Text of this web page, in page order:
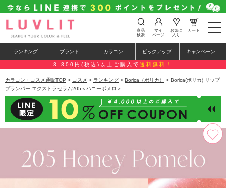
t
o
e
n
a
a
i
o
n
商品
検索
マイ
ページ
お気に
入り
カート
ランキング ブランド カラコン ピックアップ キャンペーン
3,300円(税込)以上ご購入で 送料無料！
カラコン・コスメ通販TOP > コスメ > ランキング > Borica（ボリカ）
> Borica(ボリカ) リップ
プランパー エクストラセラム205＜ハニーポメロ＞